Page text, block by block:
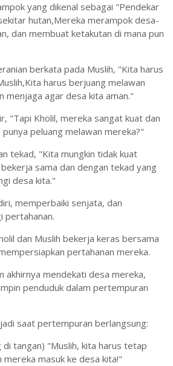
yang dikenal sebagai "Pendekar
hutan,Mereka merampok desa-
dan membuat ketakutan di mana pun
berkata pada Muslih, "Kita harus
harus berjuang melawan
menjaga agar desa kita aman."
"Tapi Kholil, mereka sangat kuat dan
peluang melawan mereka?"
tekad, "Kita mungkin tidak kuat
sama dan dengan tekad yang
desa kita."
memperbaiki senjata, dan
pertahanan.
dan Muslih bekerja keras bersama
pertahanan mereka.
akhirnya mendekati desa mereka,
penduduk dalam pertempuran
saat pertempuran berlangsung:
di tangan) "Muslih, kita harus tetap
mereka masuk ke desa kita!"